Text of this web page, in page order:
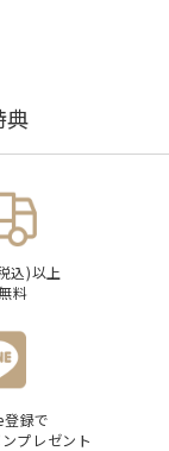
典
込)以上
料
録で
プレゼント